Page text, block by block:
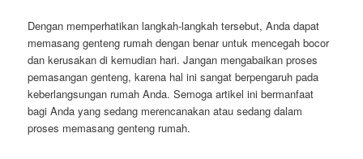
Dengan memperhatikan langkah-langkah tersebut, Anda dapat
memasang genteng rumah dengan benar untuk mencegah bocor
dan kerusakan di kemudian hari. Jangan mengabaikan proses
pemasangan genteng, karena hal ini sangat berpengaruh pada
keberlangsungan rumah Anda. Semoga artikel ini bermanfaat
bagi Anda yang sedang merencanakan atau sedang dalam
proses memasang genteng rumah.